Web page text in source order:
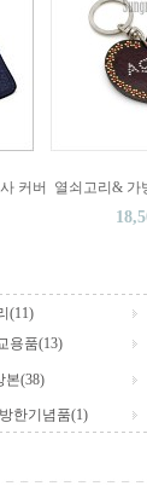
커버
열쇠고리& 가
(11)
용품(13)
본(38)
한기념품(1)